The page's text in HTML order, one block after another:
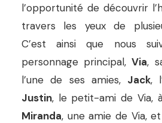
l’opportunité de découvrir
travers les yeux de
C’est ainsi que nous
personnage principal,Via,
l’une de ses amies, Jack,
Justin, le petit-ami de Via,
Miranda, une amie de Via,